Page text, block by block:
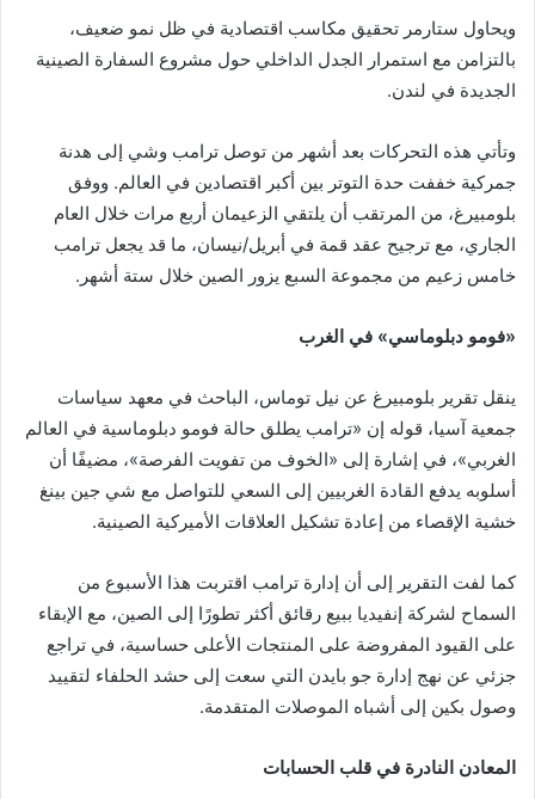
ويحاول ستارمر تحقيق مكاسب اقتصادية في ظل نمو ضعيف،
بالتزامن مع استمرار الجدل الداخلي حول مشروع السفارة الصينية
الجديدة في لندن.
وتأتي هذه التحركات بعد أشهر من توصل ترامب وشي إلى هدنة
جمركية خففت حدة التوتر بين أكبر اقتصادين في العالم. ووفق
بلومبيرغ، من المرتقب أن يلتقي الزعيمان أربع مرات خلال العام
الجاري، مع ترجيح عقد قمة في أبريل/نيسان، ما قد يجعل ترامب
خامس زعيم من مجموعة السبع يزور الصين خلال ستة أشهر.
«فومو دبلوماسي» في الغرب
ينقل تقرير بلومبيرغ عن نيل توماس، الباحث في معهد سياسات
جمعية آسيا، قوله إن «ترامب يطلق حالة فومو دبلوماسية في العالم
الغربي»، في إشارة إلى «الخوف من تفويت الفرصة»، مضيفًا أن
أسلوبه يدفع القادة الغربيين إلى السعي للتواصل مع شي جين بينغ
خشية الإقصاء من إعادة تشكيل العلاقات الأميركية الصينية.
كما لفت التقرير إلى أن إدارة ترامب اقتربت هذا الأسبوع من
السماح لشركة إنفيديا ببيع رقائق أكثر تطورًا إلى الصين، مع الإبقاء
على القيود المفروضة على المنتجات الأعلى حساسية، في تراجع
جزئي عن نهج إدارة جو بايدن التي سعت إلى حشد الحلفاء لتقييد
وصول بكين إلى أشباه الموصلات المتقدمة.
المعادن النادرة في قلب الحسابات